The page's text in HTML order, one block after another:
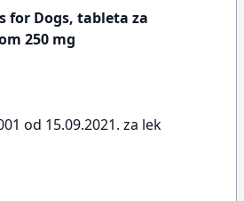
for Dogs, tableta za
250 mg
od 15.09.2021. za lek